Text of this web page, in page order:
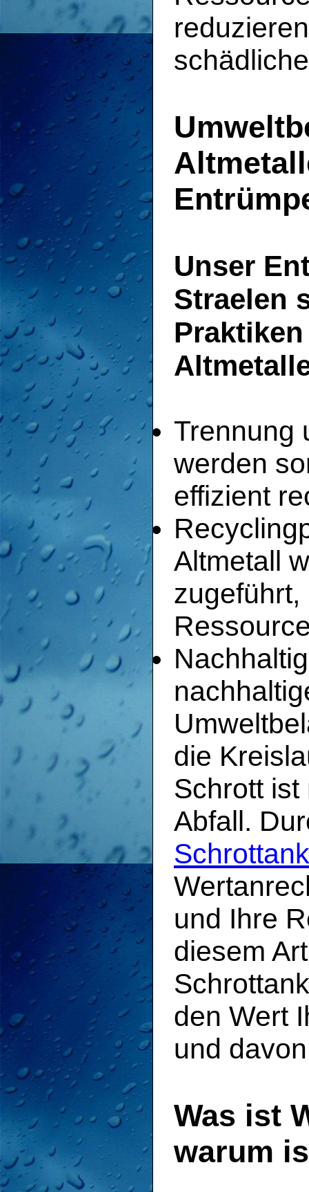
Unser
Straelen
Trennung
werden
effizient
Altmetall
die
Schrott
Abfall.
und Ihre
diesem
den Wert
und
Was ist
warum